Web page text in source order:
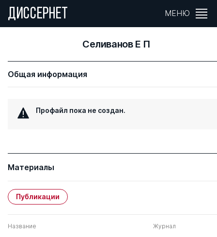
ДИССЕРНЕТ МЕНЮ
Селиванов Е П
Общая информация
Профайл пока не создан.
Материалы
Публикации
Название Журнал